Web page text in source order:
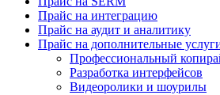
Прайс на интеграцию
Прайс на аудит и аналитику
Прайс на дополнительные
Профессиональный
Разработка интерфейсов
Видеоролики и шоурилы